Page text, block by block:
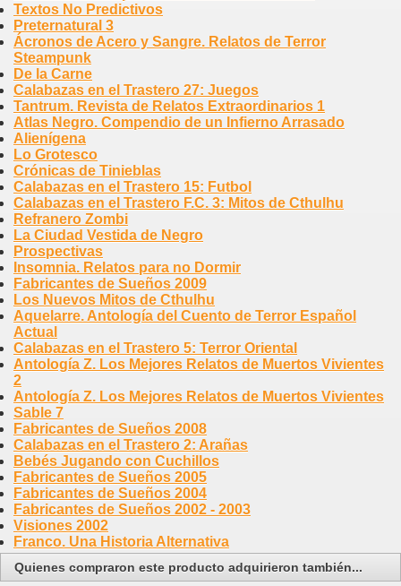
Textos No Predictivos
Preternatural 3
Ácronos de Acero y Sangre. Relatos de Terror
Steampunk
De la Carne
Calabazas en el Trastero 27: Juegos
Tantrum. Revista de Relatos Extraordinarios 1
Atlas Negro. Compendio de un Infierno Arrasado
Alienígena
Lo Grotesco
Crónicas de Tinieblas
Calabazas en el Trastero 15: Futbol
Calabazas en el Trastero F.C. 3: Mitos de Cthulhu
Refranero Zombi
La Ciudad Vestida de Negro
Prospectivas
Insomnia. Relatos para no Dormir
Fabricantes de Sueños 2009
Los Nuevos Mitos de Cthulhu
Aquelarre. Antología del Cuento de Terror Español
Actual
Calabazas en el Trastero 5: Terror Oriental
Antología Z. Los Mejores Relatos de Muertos Vivientes
2
Antología Z. Los Mejores Relatos de Muertos Vivientes
Sable 7
Fabricantes de Sueños 2008
Calabazas en el Trastero 2: Arañas
Bebés Jugando con Cuchillos
Fabricantes de Sueños 2005
Fabricantes de Sueños 2004
Fabricantes de Sueños 2002 - 2003
Visiones 2002
Franco. Una Historia Alternativa
Quienes compraron este producto adquirieron también...